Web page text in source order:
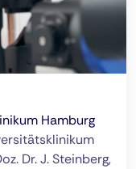
Hamburg
Dr. J. Steinberg,